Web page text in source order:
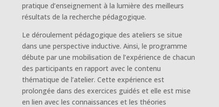
pratique d’enseignement à la lumière des meilleurs
résultats de la recherche pédagogique.
Le déroulement pédagogique des ateliers se situe
dans une perspective inductive. Ainsi, le programme
débute par une mobilisation de l’expérience de chacun
des participants en rapport avec le contenu
thématique de l’atelier. Cette expérience est
prolongée dans des exercices guidés et elle est mise
en lien avec les connaissances et les théories